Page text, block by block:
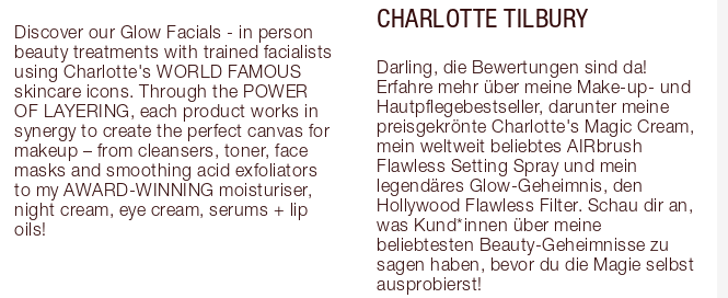
Discover our Glow Facials - in person
beauty treatments with trained facialists
using Charlotte's WORLD FAMOUS
skincare icons. Through the POWER
OF LAYERING, each product works in
synergy to create the perfect canvas for
makeup – from cleansers, toner, face
masks and smoothing acid exfoliators
to my AWARD-WINNING moisturiser,
night cream, eye cream, serums + lip
oils!
CHARLOTTE TILBURY
Darling, die Bewertungen sind da!
Erfahre mehr über meine Make-up- und
Hautpflegebestseller, darunter meine
preisgekrönte Charlotte's Magic Cream,
mein weltweit beliebtes AIRbrush
Flawless Setting Spray und mein
legendäres Glow-Geheimnis, den
Hollywood Flawless Filter. Schau dir an,
was Kund*innen über meine
beliebtesten Beauty-Geheimnisse zu
sagen haben, bevor du die Magie selbst
ausprobierst!